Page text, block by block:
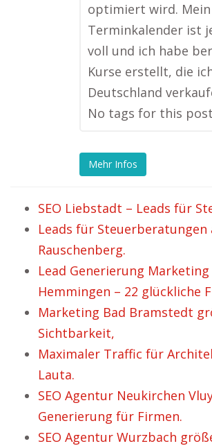
optimiert wird. Mein
Terminkalender ist
voll und ich habe
Kurse erstellt, die
Deutschland
No tags for this
Mehr Infos
SEO Liebstadt – Leads für
Leads für Steuerberatungen
Rauschenberg.
Lead Generierung
Hemmingen – 22 glückliche
Marketing Bad Bramstedt
Sichtbarkeit,
Maximaler Traffic für
Lauta.
SEO Agentur Neukirchen
Generierung für Firmen.
SEO Agentur Wurzbach